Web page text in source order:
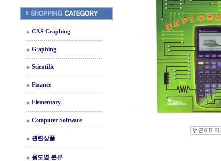
CAS Graphing
Graphing
Scientific
Finance
Elementary
Computer Software
관련상품
용도별 분류